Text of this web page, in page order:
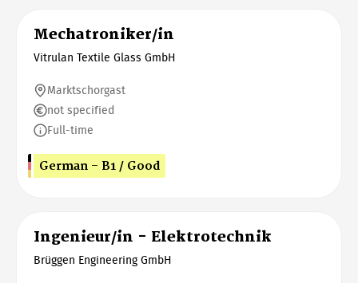
Mechatroniker/in
Vitrulan Textile Glass GmbH
Marktschorgast
not specified
Full-time
German - B1 / Good
Ingenieur/in - Elektrotechnik
Brüggen Engineering GmbH